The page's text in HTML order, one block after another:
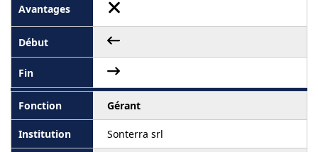
Gérant
Sonterra srl